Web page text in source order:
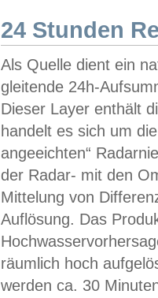
24 Stunden
Als Quelle dient ein
gleitende 24h-
Dieser Layer enthält
handelt es sich um
angeeichten“
der Radar- mit den
Mittelung von
Auflösung. Das
räumlich hoch
werden ca. 30